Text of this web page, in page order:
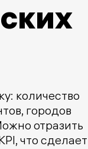
количество
городов
отразить
что сделает